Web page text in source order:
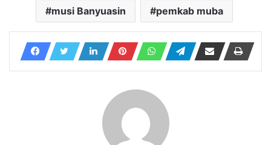
musi Banyuasin pemkab muba